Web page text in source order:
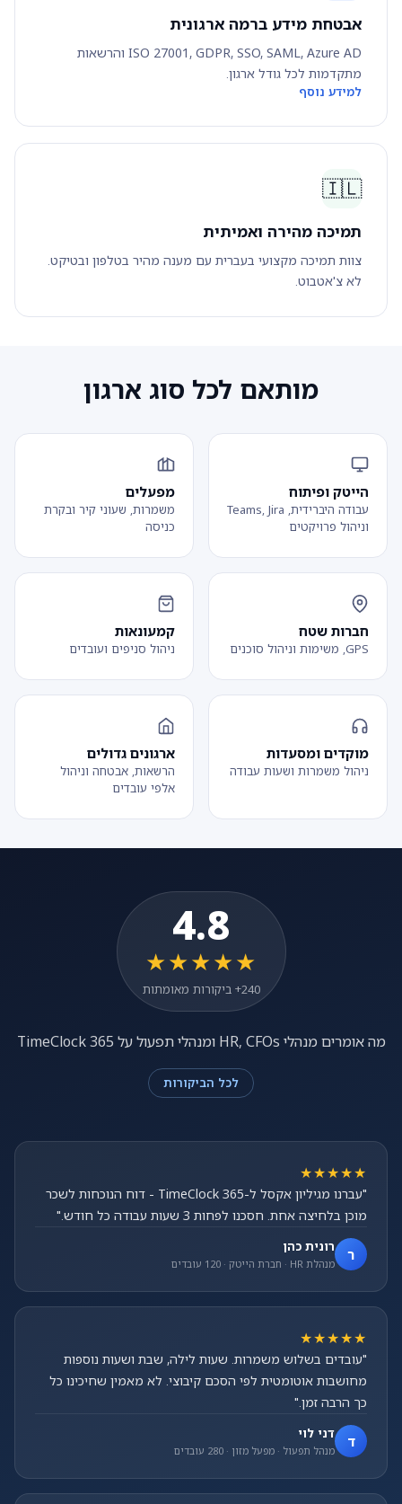
אבטחת מידע ברמה ארגונית
ISO 27001, GDPR, SSO, SAML, Azure AD והרשאות
מתקדמות לכל גודל ארגון.
למידע נוסף
🇮🇱
תמיכה מהירה ואמיתית
צוות תמיכה מקצועי בעברית עם מענה מהיר בטלפון ובטיקט.
לא צ'אטבוט.
מותאם לכל סוג ארגון
הייטק ופיתוח
עבודה היברידית, Teams, Jira
וניהול פרויקטים
מפעלים
משמרות, שעוני קיר ובקרת
כניסה
חברות שטח
GPS, משימות וניהול סוכנים
קמעונאות
ניהול סניפים ועובדים
מוקדים ומסעדות
ניהול משמרות ושעות עבודה
ארגונים גדולים
הרשאות, אבטחה וניהול
אלפי עובדים
4.8
★★★★★
240+ ביקורות מאומתות
מה אומרים מנהלי HR, CFOs ומנהלי תפעול על TimeClock 365
לכל הביקורות
★★★★★
"עברנו מגיליון אקסל ל-TimeClock 365 - דוח הנוכחות לשכר
מוכן בלחיצה אחת. חסכנו לפחות 3 שעות עבודה כל חודש."
ר רונית כהן
מנהלת HR · חברת הייטק · 120 עובדים
★★★★★
"עובדים בשלוש משמרות. שעות לילה, שבת ושעות נוספות
מחושבות אוטומטית לפי הסכם קיבוצי. לא מאמין שחיכינו כל
כך הרבה זמן."
ד דני לוי
מנהל תפעול · מפעל מזון · 280 עובדים